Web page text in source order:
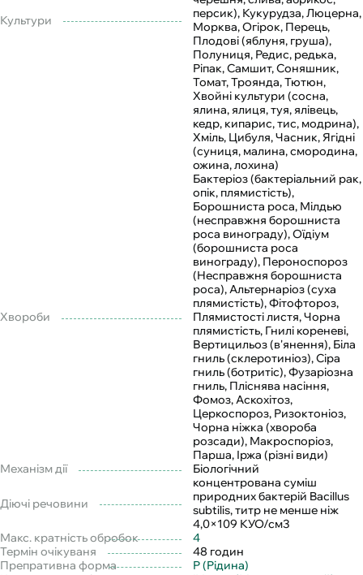
Культури
персик), Кукурудза, Люцерна,
Морква, Огірок, Перець,
Плодові (яблуня, груша),
Полуниця, Редис, редька,
Ріпак, Самшит, Соняшник,
Томат, Троянда, Тютюн,
Хвойні культури (сосна,
ялина, ялиця, туя, ялівець,
кедр, кипарис, тис, модрина),
Хміль, Цибуля, Часник, Ягідні
(суниця, малина, смородина,
ожина, лохина)
Хвороби
Бактеріоз (бактеріальний рак,
опік, плямистість),
Борошниста роса, Мілдью
(несправжня борошниста
роса винограду), Оїдіум
(борошниста роса
винограду), Пероноспороз
(Несправжня борошниста
роса), Альтернаріоз (суха
плямистість), Фітофтороз,
Плямистості листя, Чорна
плямистість, Гнилі кореневі,
Вертицильоз (в'янення), Біла
гниль (склеротиніоз), Сіра
гниль (ботритіс), Фузаріозна
гниль, Пліснява насіння,
Фомоз, Аскохітоз,
Церкоспороз, Ризоктоніоз,
Чорна ніжка (хвороба
розсади), Макроспоріоз,
Парша, Іржа (різні види)
Механізм дії
Біологічний
Діючі речовини
концентрована суміш
природних бактерій Bacillus
subtilis, титр не менше ніж
4,0×109 КУО/см3
Макс. кратність обробок
4
Термін очікуваня
48 годин
Препративна форма
Р (Рідина)